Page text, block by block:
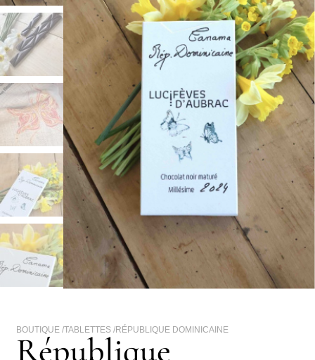
BOUTIQUE /TABLETTES /RÉPUBLIQUE DOMINICAINE
République